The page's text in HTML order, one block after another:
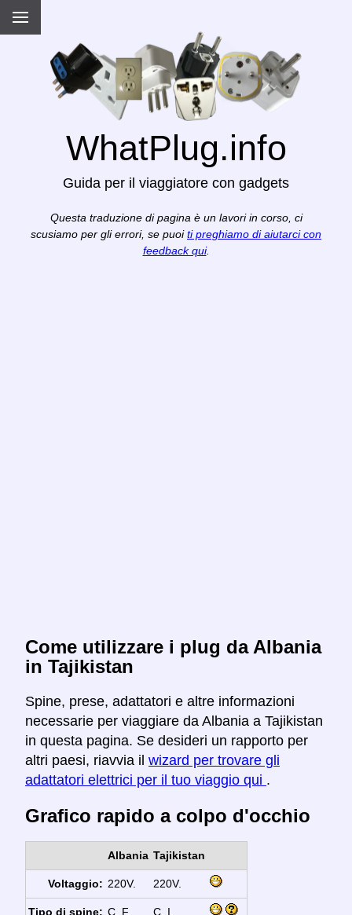
WhatPlug.info
Guida per il viaggiatore con gadgets
Questa traduzione di pagina è un lavori in corso, ci
scusiamo per gli errori, se puoi ti preghiamo di aiutarci con
feedback qui.
Come utilizzare i plug da Albania
in Tajikistan
Spine, prese, adattatori e altre informazioni
necessarie per viaggiare da Albania a Tajikistan
in questa pagina. Se desideri un rapporto per
altri paesi, riavvia il wizard per trovare gli
adattatori elettrici per il tuo viaggio qui .
Grafico rapido a colpo d'occhio
Albania Tajikistan
Voltaggio: 220V. 220V.
Tipo di spine: C, F. C, I.